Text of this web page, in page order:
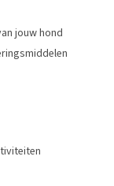
jouw hond